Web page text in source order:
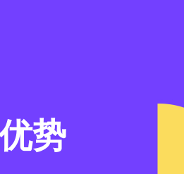
势